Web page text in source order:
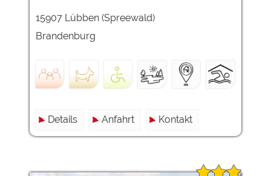
15907 Lübben (Spreewald)
Brandenburg
Details Anfahrt Kontakt